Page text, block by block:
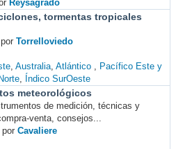
Reysagrado
tormentas tropicales
por Torrelloviedo
Australia Atlántico
Pacífico Este y
Índico SurOeste
meteorológicos
de medición, técnicas y
venta, consejos...
por Cavaliere